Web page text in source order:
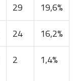
29
19,6%
24
16,2%
2 1,4%